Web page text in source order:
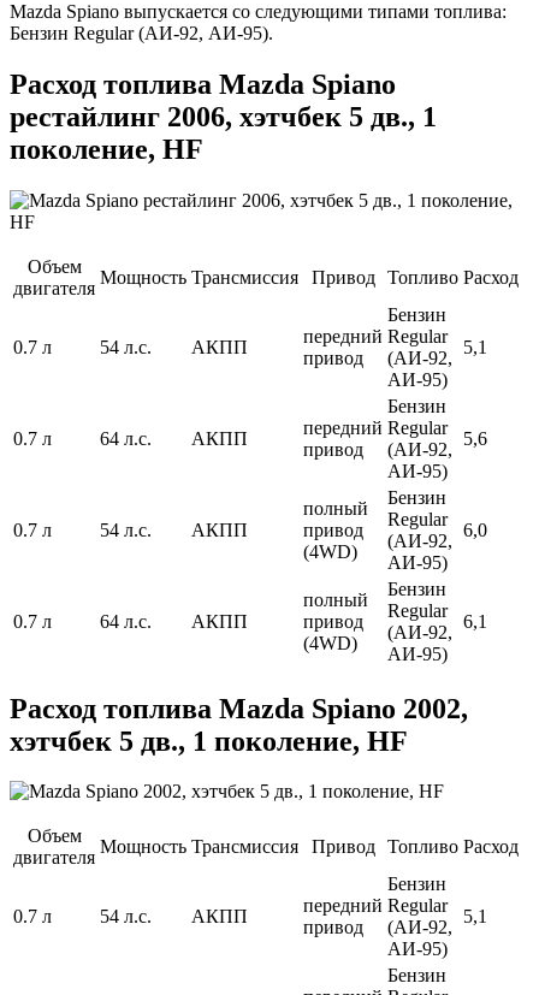
Mazda Spiano выпускается со следующими типами топлива:
Бензин Regular (АИ-92, АИ-95).
Расход топлива Mazda Spiano
рестайлинг 2006, хэтчбек 5 дв., 1
поколение, HF
Объем
двигателя
Мощность Трансмиссия Привод Топливо Расход
0.7 л 54 л.с. АКПП
передний
привод
Бензин
Regular
(АИ-92,
АИ-95)
5,1
0.7 л 64 л.с. АКПП
передний
привод
Бензин
Regular
(АИ-92,
АИ-95)
5,6
0.7 л 54 л.с. АКПП
полный
привод
(4WD)
Бензин
Regular
(АИ-92,
АИ-95)
6,0
0.7 л 64 л.с. АКПП
полный
привод
(4WD)
Бензин
Regular
(АИ-92,
АИ-95)
6,1
Расход топлива Mazda Spiano 2002,
хэтчбек 5 дв., 1 поколение, HF
Объем
двигателя
Мощность Трансмиссия Привод Топливо Расход
0.7 л 54 л.с. АКПП
передний
привод
Бензин
Regular
(АИ-92,
АИ-95)
5,1
Бензин